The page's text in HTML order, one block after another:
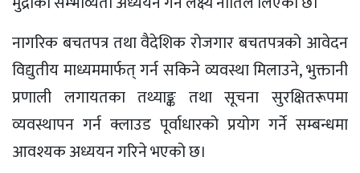
नागरिक बचतपत्र तथा वैदेशिक रोजगार बचतपत्रको आवेदन
विद्युतीय माध्यममार्फत् गर्न सकिने व्यवस्था मिलाउने, भुक्तानी
प्रणाली लगायतका तथ्याङ्क तथा सूचना सुरक्षितरूपमा
व्यवस्थापन गर्न क्लाउड पूर्वाधारको प्रयोग गर्ने सम्बन्धमा
आवश्यक अध्ययन गरिने भएको छ।